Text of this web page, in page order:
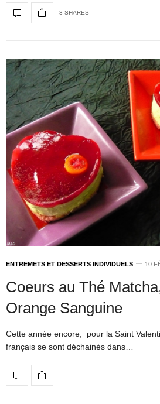
3 SHARES
ENTREMETS ET DESSERTS INDIVIDUELS 10
Coeurs au Thé
Orange Sanguine
Cette année encore, pour la Saint
français se sont déchainés dans…